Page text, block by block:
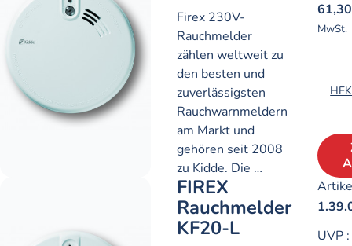
Firex 230V-
Rauchmelder
zählen weltweit zu
den besten und
zuverlässigsten
Rauchwarnmeldern
am Markt und
gehören seit 2008
zu Kidde. Die …
MwSt.
FIREX
Rauchmelder
KF20-L
UVP :